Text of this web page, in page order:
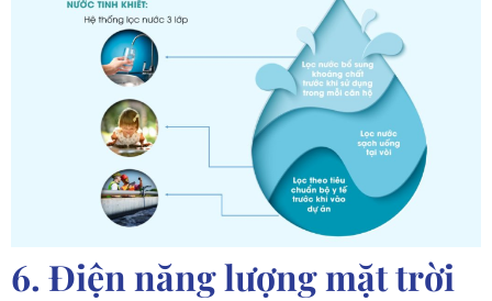
6. Điện năng lượng mặt trời